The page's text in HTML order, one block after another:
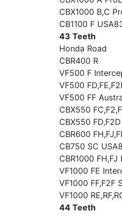
CBX1000 B,C
CB1100 F
43 Teeth
Honda Road
CBR400 R
VF500 F
VF500
VF500 FF
CBX550
CBX550
CBR600
CB750 SC
CBR1000
VF1000 FE
VF1000 FF,F2F
VF1000
44 Teeth